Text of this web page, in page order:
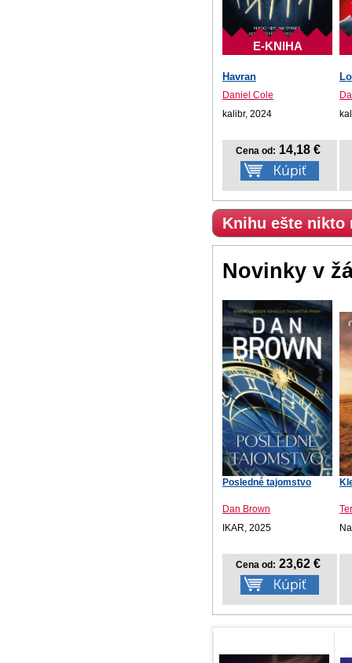
E-KNIHA
Havran
Daniel Cole
kalibr, 2024
Cena od: 14,18 €
Knihu ešte nikto
Novinky v
Posledné tajomstvo
Dan Brown
IKAR, 2025
Cena od: 23,62 €